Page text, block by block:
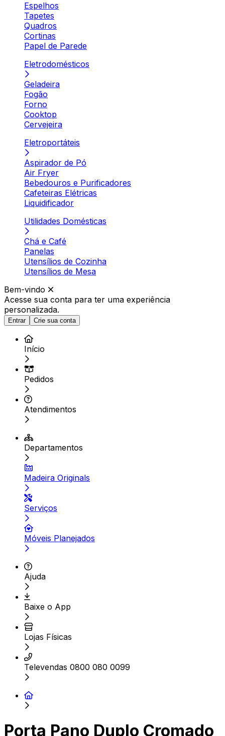
Espelhos
Tapetes
Quadros
Cortinas
Papel de Parede
Eletrodomésticos
Geladeira
Fogão
Forno
Cooktop
Cervejeira
Eletroportáteis
Aspirador de Pó
Air Fryer
Bebedouros e Purificadores
Cafeteiras Elétricas
Liquidificador
Utilidades Domésticas
Chá e Café
Panelas
Utensílios de Cozinha
Utensílios de Mesa
Bem-vindo
Acesse sua conta para ter uma experiência
personalizada.
Entrar Crie sua conta
Início
Pedidos
Atendimentos
Departamentos
Madeira Originals
Serviços
Móveis Planejados
Ajuda
Baixe o App
Lojas Físicas
Televendas 0800 080 0099
Porta Pano Duplo Cromado